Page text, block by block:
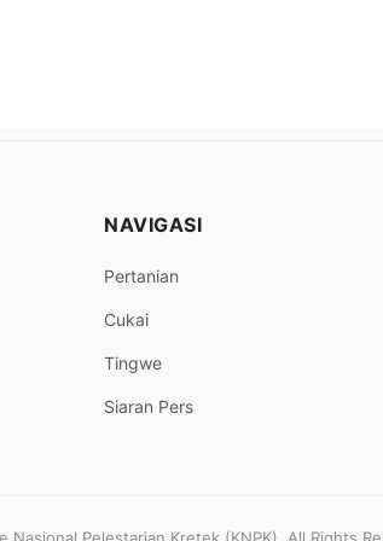
NAVIGASI
Pertanian
Cukai
Tingwe
Siaran Pers